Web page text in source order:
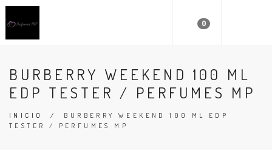
0
BURBERRY WEEKEND 100 ML
EDP TESTER / PERFUMES MP
INICIO / BURBERRY WEEKEND 100 ML EDP
TESTER / PERFUMES MP